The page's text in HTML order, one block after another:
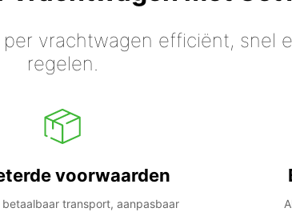
vrachtwagen efficiënt, snel
regelen.
voorwaarden
betaalbaar transport, aanpasbaar